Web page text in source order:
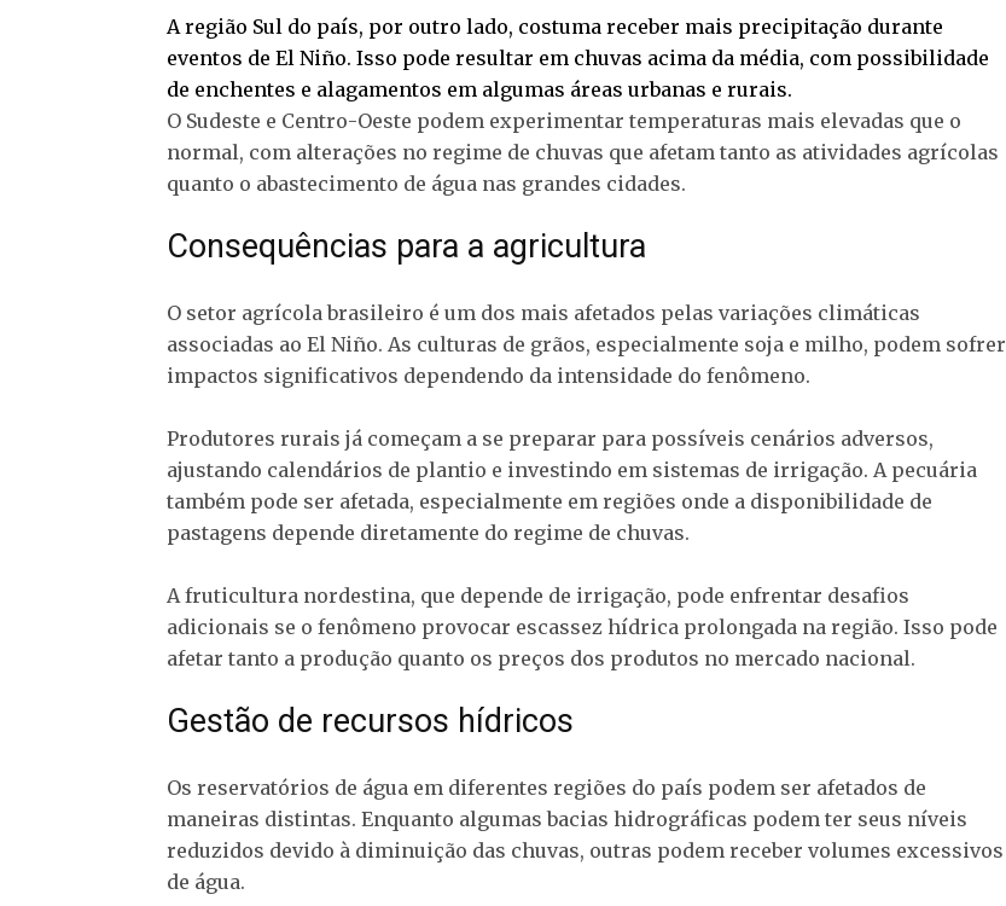
A região Sul do país, por outro lado, costuma receber mais precipitação durante
eventos de El Niño. Isso pode resultar em chuvas acima da média, com possibilidade
de enchentes e alagamentos em algumas áreas urbanas e rurais.
O Sudeste e Centro-Oeste podem experimentar temperaturas mais elevadas que o
normal, com alterações no regime de chuvas que afetam tanto as atividades agrícolas
quanto o abastecimento de água nas grandes cidades.
Consequências para a agricultura
O setor agrícola brasileiro é um dos mais afetados pelas variações climáticas
associadas ao El Niño. As culturas de grãos, especialmente soja e milho, podem sofrer
impactos significativos dependendo da intensidade do fenômeno.
Produtores rurais já começam a se preparar para possíveis cenários adversos,
ajustando calendários de plantio e investindo em sistemas de irrigação. A pecuária
também pode ser afetada, especialmente em regiões onde a disponibilidade de
pastagens depende diretamente do regime de chuvas.
A fruticultura nordestina, que depende de irrigação, pode enfrentar desafios
adicionais se o fenômeno provocar escassez hídrica prolongada na região. Isso pode
afetar tanto a produção quanto os preços dos produtos no mercado nacional.
Gestão de recursos hídricos
Os reservatórios de água em diferentes regiões do país podem ser afetados de
maneiras distintas. Enquanto algumas bacias hidrográficas podem ter seus níveis
reduzidos devido à diminuição das chuvas, outras podem receber volumes excessivos
de água.